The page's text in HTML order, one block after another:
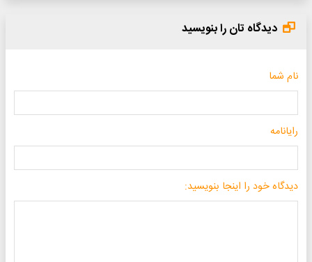
دیدگاه تان را بنویسید
نام شما
رایانامه
دیدگاه خود را اینجا بنویسید: